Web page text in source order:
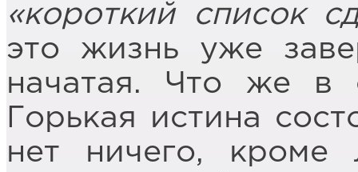
«короткий список
это жизнь уже
начатая. Что же в
Горькая истина
нет ничего, кроме